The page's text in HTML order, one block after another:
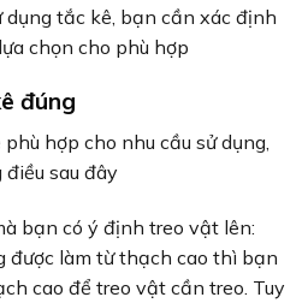
dụng tắc kê, bạn cần xác định
chọn cho phù hợp
đúng
hợp cho nhu cầu sử dụng,
sau đây
bạn có ý định treo vật lên:
được làm từ thạch cao thì bạn
cao để treo vật cần treo. Tuy